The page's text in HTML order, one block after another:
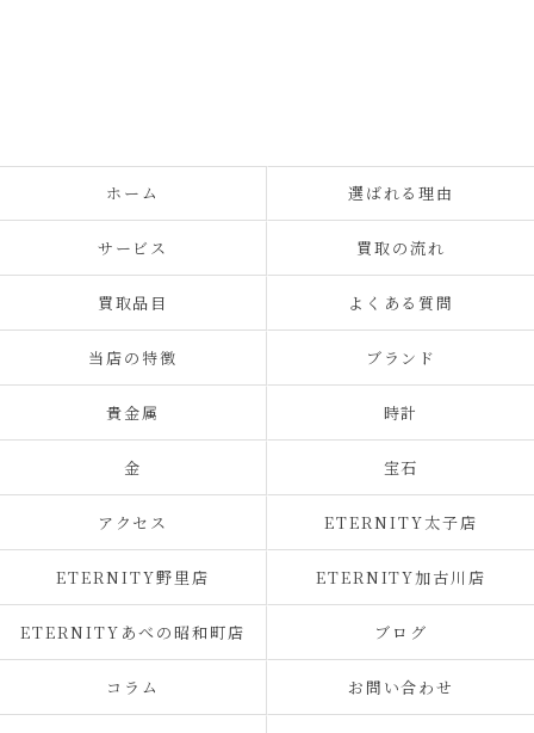
ホーム 選ばれる理由
サービス 買取の流れ
買取品目 よくある質問
当店の特徴 ブランド
貴金属 時計
金 宝石
アクセス ETERNITY太子店
ETERNITY野里店 ETERNITY加古川店
ETERNITYあべの昭和町店 ブログ
コラム お問い合わせ